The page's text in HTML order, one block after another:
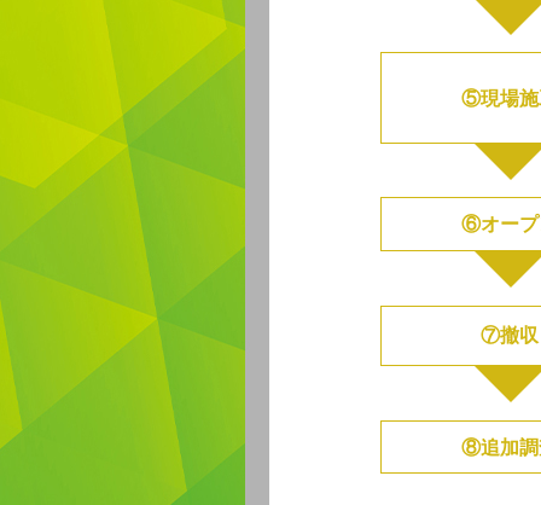
⑤現場施
⑥オープ
⑦撤収
⑧追加調